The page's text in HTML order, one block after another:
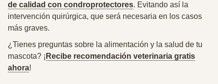
de calidad con condroprotectores. Evitando así la
intervención quirúrgica, que será necesaria en los casos
más graves.
¿Tienes preguntas sobre la alimentación y la salud de tu
mascota? ¡ Recibe recomendación veterinaria gratis
ahora!